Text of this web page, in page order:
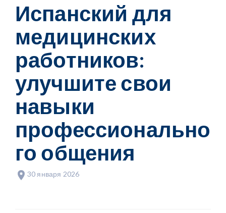
Испанский для
медицинских
работников:
улучшите свои
навыки
профессионально
го общения
30 января 2026